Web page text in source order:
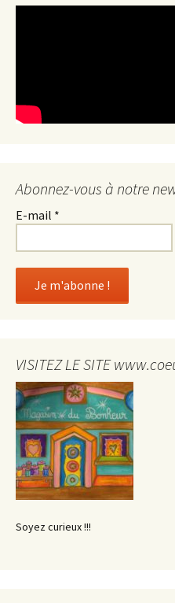
Abonnez-vous à notre
E-mail *
VISITEZ LE SITE
Soyez curieux !!!